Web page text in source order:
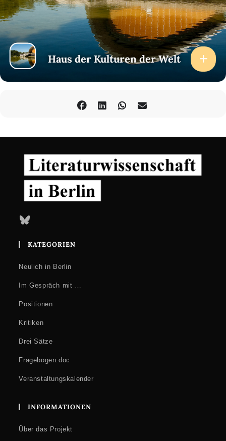
Haus der Kulturen der Welt
Bluesky
KATEGORIEN
Neulich in Berlin
Im Gespräch mit …
Positionen
Kritiken
Drei Sätze
Fragebogen.doc
Veranstaltungskalender
INFORMATIONEN
Über das Projekt